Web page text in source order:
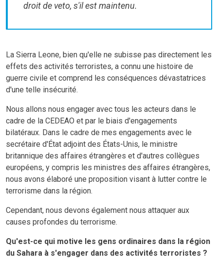
droit de veto, s'il est maintenu.
La Sierra Leone, bien qu'elle ne subisse pas directement les
effets des activités terroristes, a connu une histoire de
guerre civile et comprend les conséquences dévastatrices
d'une telle insécurité.
Nous allons nous engager avec tous les acteurs dans le
cadre de la CEDEAO et par le biais d'engagements
bilatéraux. Dans le cadre de mes engagements avec le
secrétaire d'État adjoint des États-Unis, le ministre
britannique des affaires étrangères et d'autres collègues
européens, y compris les ministres des affaires étrangères,
nous avons élaboré une proposition visant à lutter contre le
terrorisme dans la région.
Cependant, nous devons également nous attaquer aux
causes profondes du terrorisme.
Qu'est-ce qui motive les gens ordinaires dans la région
du Sahara à s'engager dans des activités terroristes ?